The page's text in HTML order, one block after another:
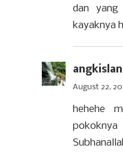
dan
kayaknya
August 22,
hehehe